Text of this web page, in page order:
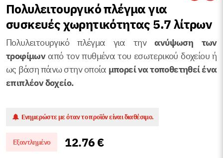
Πολυλειτουργικό πλέγμα για
συσκευές χωρητικότητας 5.7 λίτρων
Πολυλειτουργικό πλέγμα για τηνανύψωση των
τροφίμωναπό τον πυθμένα του εσωτερικού δοχείου ή
ως βάση πάνω στην οποία μπορεί να τοποθετηθεί ένα
επιπλέον δοχείο.
Ενημερώστε με όταν το προϊόν είναι διαθέσιμο.
Εξαντλημένο 12.76 €